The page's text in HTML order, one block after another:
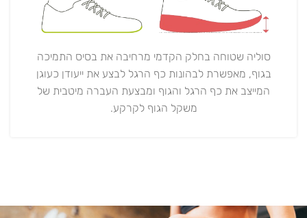
סוליה שטוחה בחלק הקדמי מרחיבה את בסיס התמיכה
בגוף, מאפשרת לבהונות כף הרגל לבצע את ייעודן כעוגן
המייצב את כף הרגל והגוף ומבצעת העברה מיטבית של
משקל הגוף לקרקע.